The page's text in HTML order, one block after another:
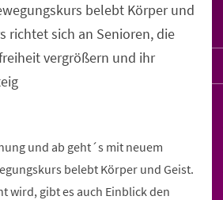
belebt Körper und
richtet sich an Senioren, die
vergrößern und ihr
und ab geht´s mit neuem
belebt Körper und Geist.
wird, gibt es auch Einblick den